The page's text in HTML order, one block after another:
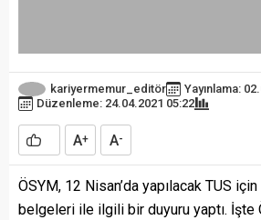
kariyermemur_editör
Yayınlama:
Düzenleme: 24.04.2021 05:22
A+ A-
ÖSYM, 12 Nisan’da yapılacak TUS
belgeleri ile ilgili bir duyuru yaptı. İşte